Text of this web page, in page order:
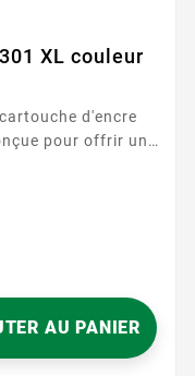
XL couleur
d'encre
pour offrir une
cette cartouche
qu'il
ou de photos
AU PANIER